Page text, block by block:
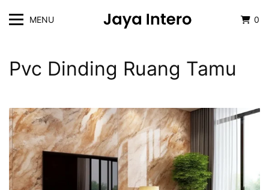
MENU 0
Pvc Dinding Ruang Tamu